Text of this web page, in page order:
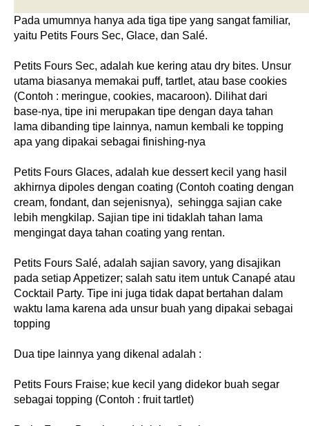
Pada umumnya hanya ada tiga tipe yang sangat familiar,
yaitu Petits Fours Sec, Glace, dan Salé.
Petits Fours Sec, adalah kue kering atau dry bites. Unsur
utama biasanya memakai puff, tartlet, atau base cookies
(Contoh : meringue, cookies, macaroon). Dilihat dari
base-nya, tipe ini merupakan tipe dengan daya tahan
lama dibanding tipe lainnya, namun kembali ke topping
apa yang dipakai sebagai finishing-nya
Petits Fours Glaces, adalah kue dessert kecil yang hasil
akhirnya dipoles dengan coating (Contoh coating dengan
cream, fondant, dan sejenisnya),  sehingga sajian cake
lebih mengkilap. Sajian tipe ini tidaklah tahan lama
mengingat daya tahan coating yang rentan.
Petits Fours Salé, adalah sajian savory, yang disajikan
pada setiap Appetizer; salah satu item untuk Canapé atau
Cocktail Party. Tipe ini juga tidak dapat bertahan dalam
waktu lama karena ada unsur buah yang dipakai sebagai
topping
Dua tipe lainnya yang dikenal adalah :
Petits Fours Fraise; kue kecil yang didekor buah segar
sebagai topping (Contoh : fruit tartlet)